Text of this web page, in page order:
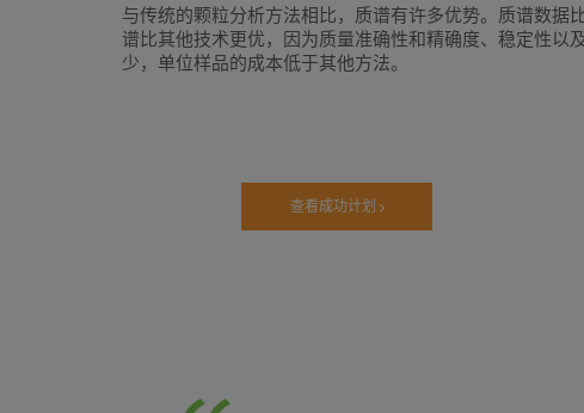
与传统的颗粒分析方法相比，质谱有许多优势。质谱数据
谱比其他技术更优，因为质量准确性和精确度、稳定性以
少，单位样品的成本低于其他方法。
查看成功计划